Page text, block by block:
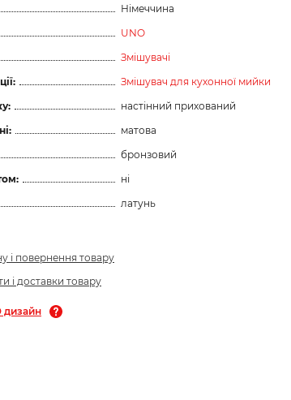
Німеччина
UNO
Змішувачі
Змішувач для кухонної мийки
настінний прихований
матова
бронзовий
ні
латунь
і повернення товару
і доставки товару
дизайн